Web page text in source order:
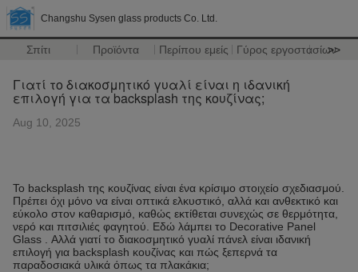
Changshu Sysen glass products Co. Ltd.
Σπίτι Προϊόντα Περίπου εμείς Γύρος εργοστασίων
>>
Γιατί το διακοσμητικό γυαλί είναι η ιδανική
επιλογή για τα backsplash της κουζίνας;
Aug 10, 2025
Το backsplash της κουζίνας είναι ένα κρίσιμο στοιχείο σχεδιασμού.
Πρέπει όχι μόνο να είναι οπτικά ελκυστικό, αλλά και ανθεκτικό και
εύκολο στον καθαρισμό, καθώς εκτίθεται συνεχώς σε θερμότητα,
νερό και πιτσιλιές φαγητού. Εδώ λάμπει το Decorative Panel
Glass . Αλλά γιατί το διακοσμητικό γυαλί πάνελ είναι ιδανική
επιλογή για backsplash κουζίνας και πώς ξεπερνά τα
παραδοσιακά υλικά όπως τα πλακάκια;